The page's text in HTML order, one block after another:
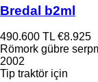
Bredal b2ml
490.600 TL €8.925
Römork gübre
2002
Tip traktör için